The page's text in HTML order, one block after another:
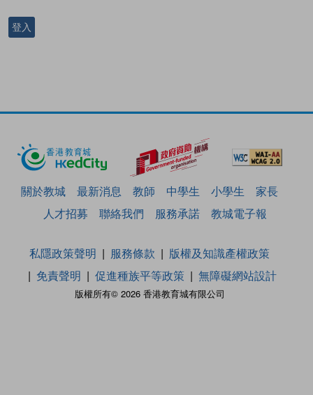
登入
關於教城 最新消息 教師 中學生 小學生
家長
人才招募
聯絡我們 服務承諾 教城電子報
版權所有© 2026 香港教育城有限公司
私隱政策聲明 服務條款
版權及知識產權政策
免責聲明
促進種族平等政策 無障礙網站設計